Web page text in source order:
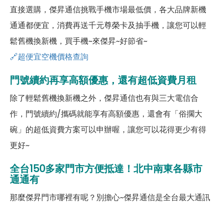
直接選購，傑昇通信挑戰手機市場最低價，各大品牌新機
通通都便宜，消費再送千元尊榮卡及抽手機，讓您可以輕
鬆舊機換新機，買手機~來傑昇~好節省~
🔗超便宜空機價格查詢
門號續約再享高額優惠，還有超低資費月租
除了輕鬆舊機換新機之外，傑昇通信也有與三大電信合
作，門號續約/攜碼就能享有高額優惠，還會有「俗擱大
碗」的超低資費方案可以申辦喔，讓您可以花得更少有得
更好~
全台150多家門市方便抵達！北中南東各縣市
通通有
那麼傑昇門市哪裡有呢？別擔心~傑昇通信是全台最大通訊